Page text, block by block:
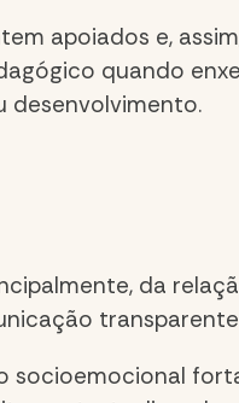
apoiados e,
quando
desenvolvimento.
da
socioemocional